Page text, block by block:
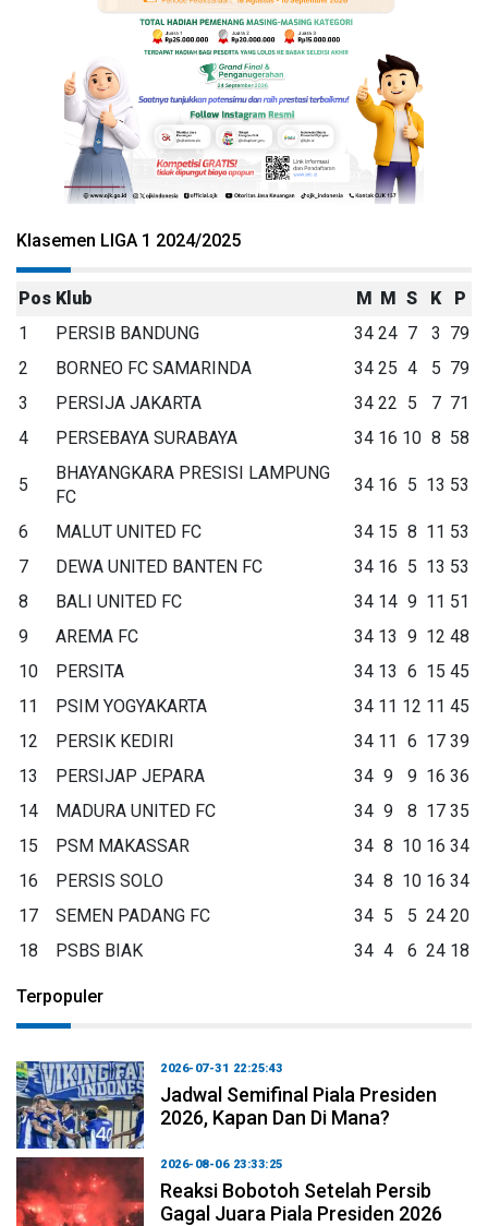
Klasemen LIGA 1 2024/2025
Pos Klub M M S K
P
1
PERSIB BANDUNG 34 24 7 3 79
2
BORNEO FC SAMARINDA 34 25 4 5 79
3
PERSIJA JAKARTA 34 22 5 7 71
4
PERSEBAYA SURABAYA 34 16 10 8 58
5
BHAYANGKARA PRESISI LAMPUNG
FC
34 16 5 13 53
6 MALUT UNITED FC 34 15 8 11 53
7
DEWA UNITED BANTEN FC 34 16 5 13 53
8
BALI UNITED FC 34 14 9 11 51
9
AREMA FC 34 13 9 12 48
10
PERSITA 34 13 6 15 45
11
PSIM YOGYAKARTA 34 11 12 11 45
12
PERSIK KEDIRI 34 11 6 17 39
13
PERSIJAP JEPARA 34 9 9 16 36
14
MADURA UNITED FC 34 9 8 17 35
15
PSM MAKASSAR 34 8 10 16 34
16
PERSIS SOLO 34 8 10 16 34
17
SEMEN PADANG FC 34 5 5 24 20
18
PSBS BIAK 34 4 6 24 18
Terpopuler
2026-07-31 22:25:43
Jadwal Semifinal Piala Presiden
2026, Kapan Dan Di Mana?
2026-08-06 23:33:25
Reaksi Bobotoh Setelah Persib
Gagal Juara Piala Presiden 2026